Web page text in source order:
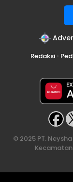
Redaksi•
© 2025 PT.